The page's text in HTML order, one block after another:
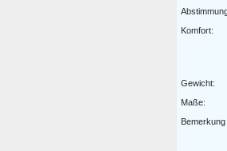
Komfort:
Gewicht:
Maße:
Bemerkung